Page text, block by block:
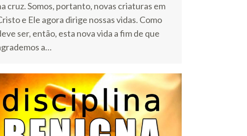
cruz. Somos, portanto, novas criaturas em
e Ele agora dirige nossas vidas. Como
ser, então, esta nova vida a fim de que
a…